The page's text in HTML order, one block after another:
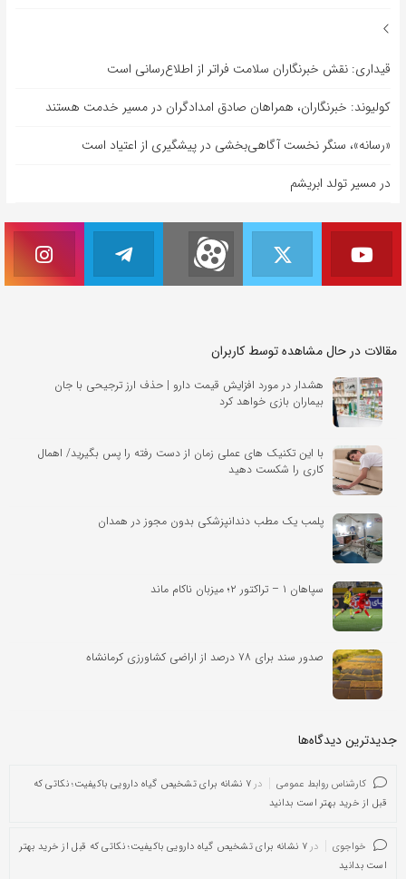
قیداری: نقش خبرنگاران سلامت فراتر از اطلاع‌رسانی است
کولیوند: خبرنگاران، همراهان صادق امدادگران در مسیر خدمت هستند
«رسانه»، سنگر نخست آگاهی‌بخشی در پیشگیری از اعتیاد است
در مسیر تولد ابریشم
مقالات در حال مشاهده توسط کاربران
هشدار در مورد افزایش قیمت دارو | حذف ارز ترجیحی با جان
بیماران بازی خواهد کرد
با این تکنیک های عملی زمان از دست رفته را پس بگیرید/ اهمال
کاری را شکست دهید
پلمب یک مطب دندانپزشکی بدون مجوز در همدان
سپاهان ۱ – تراکتور ۲؛ میزبان ناکام ماند
صدور سند برای ۷۸ درصد از اراضی کشاورزی کرمانشاه
جدیدترین دیدگاه‌‌ها
کارشناس روابط عمومی در
۷ نشانه برای تشخیص گیاه دارویی باکیفیت؛ نکاتی که
قبل از خرید بهتر است بدانید
خواجوی در
۷ نشانه برای تشخیص گیاه دارویی باکیفیت؛ نکاتی که قبل از خرید بهتر
است بدانید